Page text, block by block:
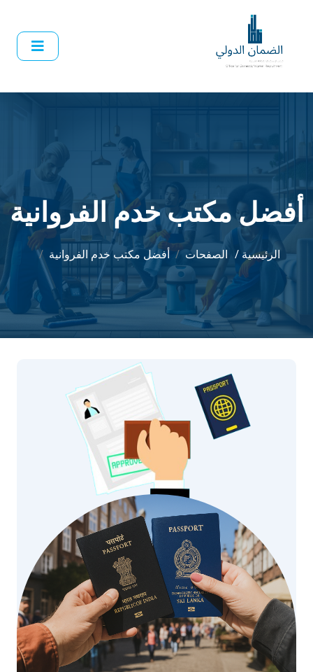
أفضل مكتب خدم الفروانية
الرئيسية / الصفحات أفضل مكتب خدم الفروانية